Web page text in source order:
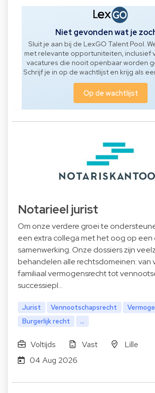
Niet gevonden wat je
Sluit je aan bij de LexGO Talent Pool.
met relevante opportuniteiten, inclusief
vacatures die nooit openbaar worden
Schrijf je in op de wachtlijst en krijg als
Op de wachtlijst
Notarieel jurist
Om onze verdere groei te
een extra collega met het oog op een
samenwerking. Onze dossiers zijn
behandelen alle rechtsdomeinen: van
familiaal vermogensrecht tot
successiepl…
Jurist Vennootschapsrecht
Burgerlijk recht
...
Voltijds Vast
Lille
04 Aug 2026